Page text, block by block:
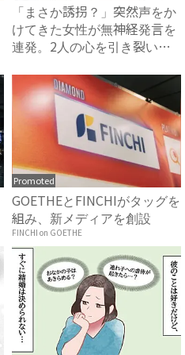
「まさか誘拐？」突然声をか
けてきた女性が無神経発言を
連発。2人の心を引き裂いた
Promoted
GOETHEとFINCHIがタッグを
組み、新メディアを創設
FINCHI on GOETHE